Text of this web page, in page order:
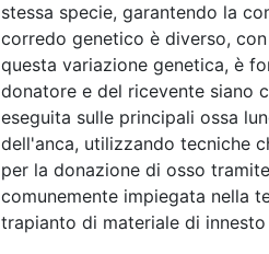
stessa specie, garantendo la
corredo genetico è diverso,
questa variazione genetica, è
donatore e del ricevente siano
eseguita sulle principali ossa
dell'anca, utilizzando tecniche
per la donazione di osso
comunemente impiegata nella
trapianto di materiale di